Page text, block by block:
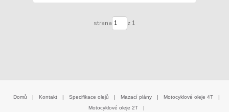
strana z 1
Domů | Kontakt | Specifikace olejů | Mazací plány | Motocyklové oleje 4T
|
Motocyklové oleje 2T
|